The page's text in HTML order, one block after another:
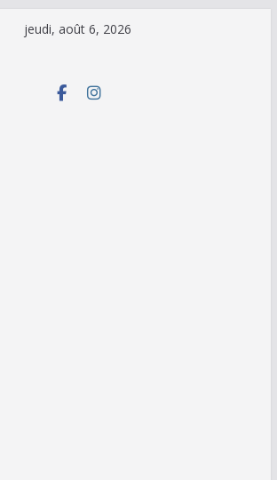
jeudi, août 6, 2026